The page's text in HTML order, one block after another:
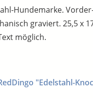
Hundemarke.
graviert. 25,5 x
möglich.
"Edelstahl-